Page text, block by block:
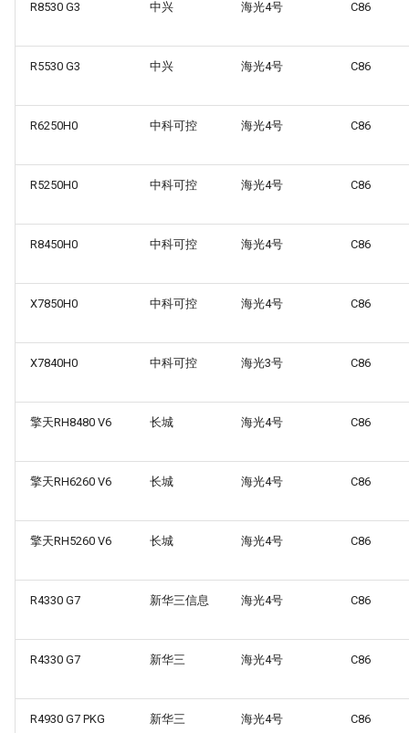
R8530 G3 中兴 海光4号 C86
R5530 G3 中兴 海光4号 C86
R6250H0 中科可控 海光4号 C86
R5250H0 中科可控 海光4号 C86
R8450H0 中科可控 海光4号 C86
X7850H0 中科可控 海光4号 C86
X7840H0 中科可控 海光3号 C86
擎天RH8480 V6 长城 海光4号 C86
擎天RH6260 V6 长城 海光4号 C86
擎天RH5260 V6 长城 海光4号 C86
R4330 G7 新华三信息 海光4号 C86
R4330 G7 新华三 海光4号 C86
R4930 G7 PKG 新华三 海光4号 C86